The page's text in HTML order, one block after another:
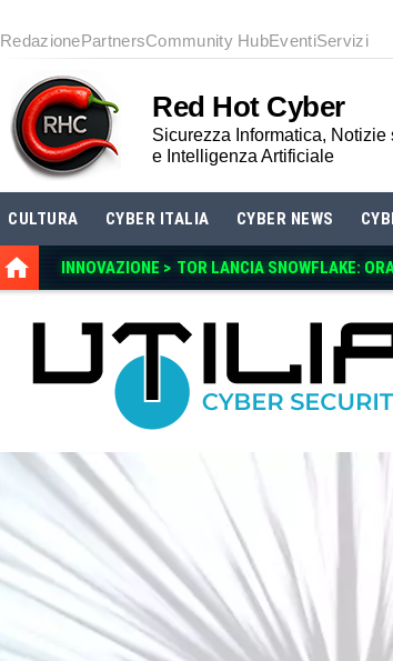
RedazionePartnersCommunity HubEventiServizi
Red Hot Cyber
Sicurezza Informatica,
e Intelligenza Artificiale
CULTURA CYBER ITALIA CYBER NEWS
INNOVAZIONE > TOR LANCIA SNOWFLAKE: